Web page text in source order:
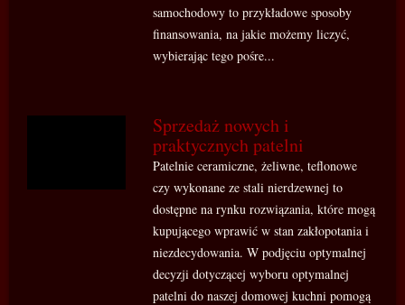
samochodowy to przykładowe sposoby
finansowania, na jakie możemy liczyć,
wybierając tego pośre...
Sprzedaż nowych i
praktycznych patelni
Patelnie ceramiczne, żeliwne, teflonowe
czy wykonane ze stali nierdzewnej to
dostępne na rynku rozwiązania, które mogą
kupującego wprawić w stan zakłopotania i
niezdecydowania. W podjęciu optymalnej
decyzji dotyczącej wyboru optymalnej
patelni do naszej domowej kuchni pomogą